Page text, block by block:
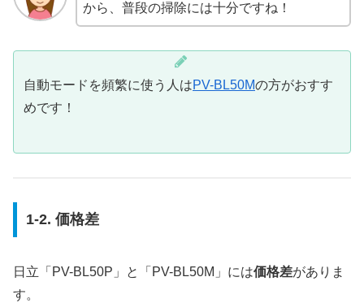
から、普段の掃除には十分ですね！
自動モードを頻繁に使う人はPV-BL50Mの方がおすす
めです！
1-2. 価格差
日立「PV-BL50P」と「PV-BL50M」には価格差がありま
す。